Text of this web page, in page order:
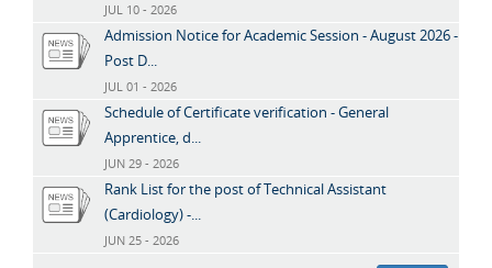
JUL 10 - 2026
Admission Notice for Academic Session - August 2026 -
Post D...
JUL 01 - 2026
Schedule of Certificate verification - General
Apprentice, d...
JUN 29 - 2026
Rank List for the post of Technical Assistant
(Cardiology) -...
JUN 25 - 2026